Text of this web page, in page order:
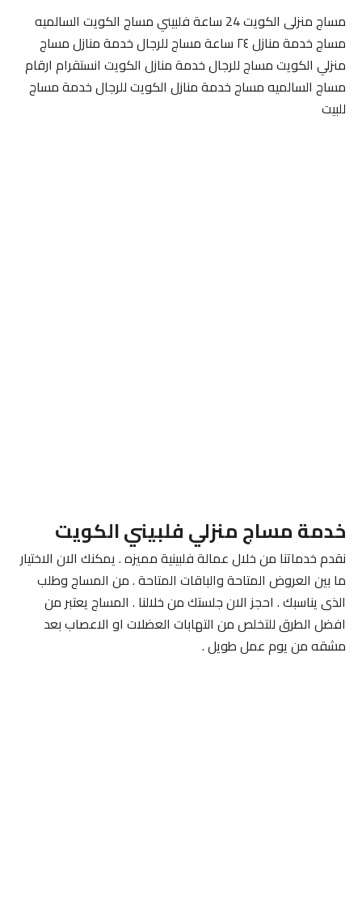
مساج منزلى الكويت 24 ساعة فلبيني مساج الكويت السالميه
مساج خدمة منازل ٢٤ ساعة مساج للرجال خدمة منازل مساج
منزلي الكويت مساج للرجال خدمة منازل الكويت انستقرام ارقام
مساج السالميه مساج خدمة منازل الكويت للرجال خدمة مساج
للبيت
خدمة مساج منزلي فلبيني الكويت
نقدم خدماتنا من خلال عمالة فلبينية مميزه . يمكنك الان الاختيار
ما بين العروض المتاحة والباقات المتاحة . من المساج وطلب
الذى يناسبك . احجز الان جلستك من خلالنا . المساج يعتبر من
افضل الطرق للتخلص من التهابات العضلات او الاعصاب بعد
مشقه من يوم عمل طويل .